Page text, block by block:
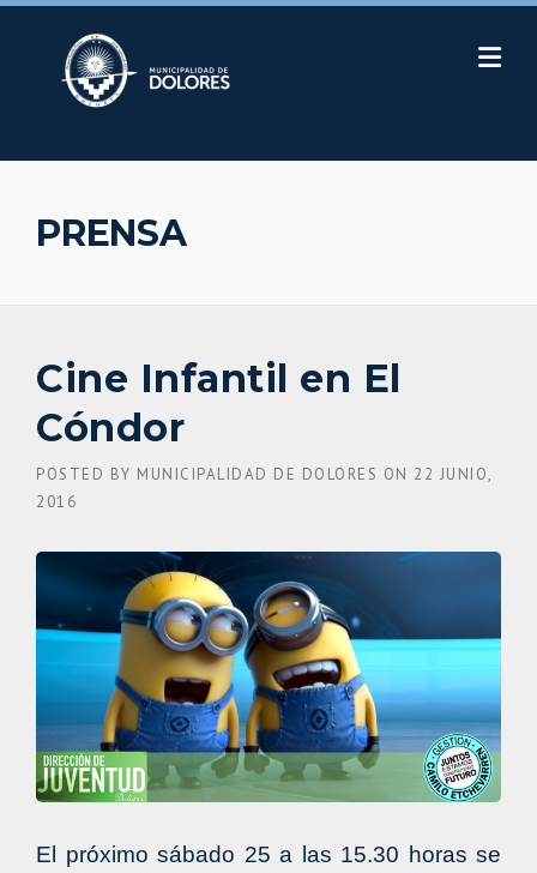
Skip
PRENSA
Cine Infantil en El
Cóndor
POSTED BY MUNICIPALIDAD DE DOLORES ON 22 JUNIO,
2016
El próximo sábado 25 a las 15.30 horas se